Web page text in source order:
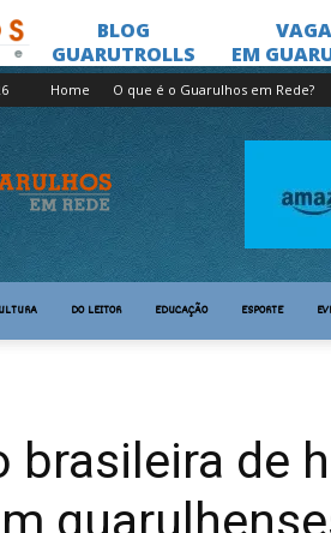
Home O que é o Guarulhos em Rede?
DO LEITOR EDUCAÇÃO ESPORTE
brasileira de